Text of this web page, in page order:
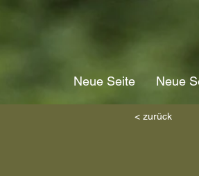
Neue Seite Neue
< zurück